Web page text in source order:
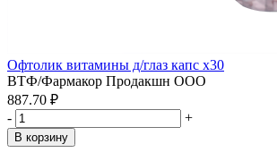
Офтолик витамины д/глаз капс x30
ВТФ/Фармакор Продакшн ООО
887.70 ₽
-
+
В корзину